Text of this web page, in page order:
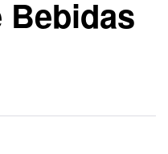
37.00
160.00
Bebidas